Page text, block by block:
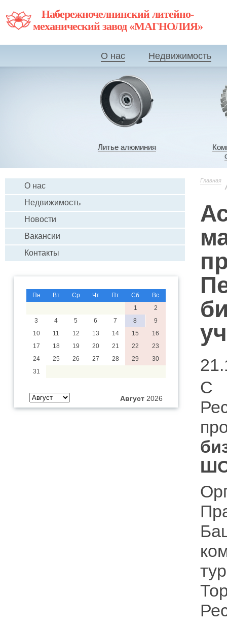
Набережночелнинский литейно-
механический завод «МАГНОЛИЯ»
О нас Недвижимость
Литье алюминия
О нас
Недвижимость
Новости
Вакансии
Контакты
Август 2026
Пн Вт Ср Чт Пт Сб
Вс
1
2
3
4 5 6 7 8
9
10
11 12 13 14 15
16
17
18 19 20 21 22
23
24
25 26 27 28 29
30
31
Главная
С